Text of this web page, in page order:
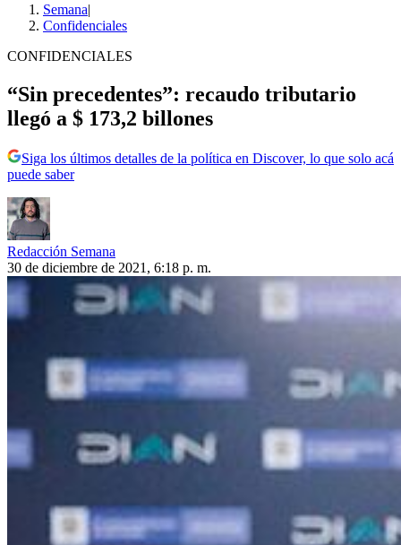
Semana|
Confidenciales
CONFIDENCIALES
“Sin precedentes”: recaudo tributario
llegó a $ 173,2 billones
Siga los últimos detalles de la política en Discover, lo que solo acá
puede saber
Redacción Semana
30 de diciembre de 2021, 6:18 p. m.